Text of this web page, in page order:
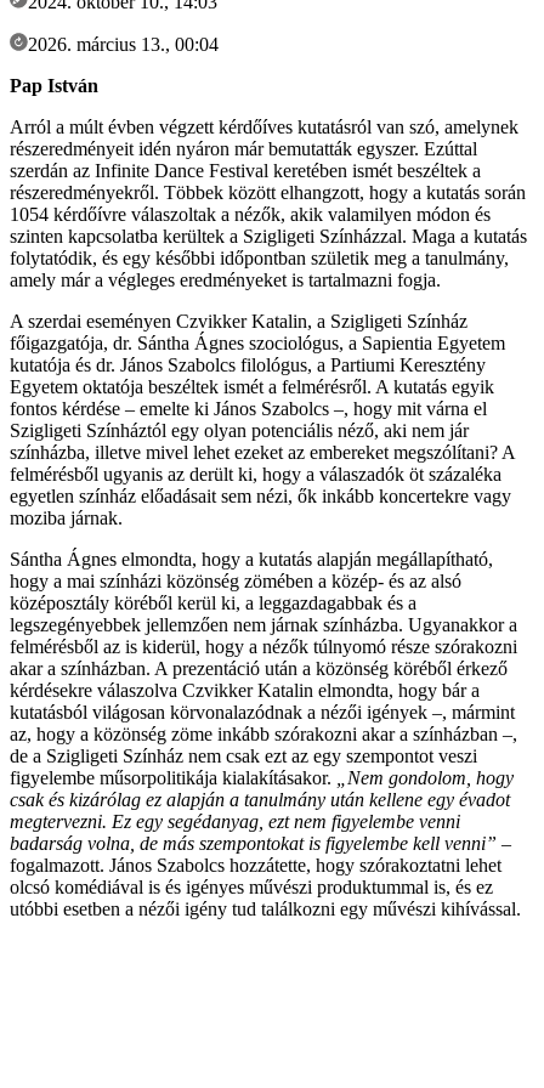
2026. március 13., 00:04
Pap István
Arról a múlt évben végzett kérdőíves kutatásról van szó, amelynek
részeredményeit idén nyáron már bemutatták egyszer. Ezúttal
szerdán az Infinite Dance Festival keretében ismét beszéltek a
részeredményekről. Többek között elhangzott, hogy a kutatás során
1054 kérdőívre válaszoltak a nézők, akik valamilyen módon és
szinten kapcsolatba kerültek a Szigligeti Színházzal. Maga a kutatás
folytatódik, és egy későbbi időpontban születik meg a tanulmány,
amely már a végleges eredményeket is tartalmazni fogja.
A szerdai eseményen Czvikker Katalin, a Szigligeti Színház
főigazgatója, dr. Sántha Ágnes szociológus, a Sapientia Egyetem
kutatója és dr. János Szabolcs filológus, a Partiumi Keresztény
Egyetem oktatója beszéltek ismét a felmérésről. A kutatás egyik
fontos kérdése – emelte ki János Szabolcs –, hogy mit várna el
Szigligeti Színháztól egy olyan potenciális néző, aki nem jár
színházba, illetve mivel lehet ezeket az embereket megszólítani? A
felmérésből ugyanis az derült ki, hogy a válaszadók öt százaléka
egyetlen színház előadásait sem nézi, ők inkább koncertekre vagy
moziba járnak.
Sántha Ágnes elmondta, hogy a kutatás alapján megállapítható,
hogy a mai színházi közönség zömében a közép- és az alsó
középosztály köréből kerül ki, a leggazdagabbak és a
legszegényebbek jellemzően nem járnak színházba. Ugyanakkor a
felmérésből az is kiderül, hogy a nézők túlnyomó része szórakozni
akar a színházban. A prezentáció után a közönség köréből érkező
kérdésekre válaszolva Czvikker Katalin elmondta, hogy bár a
kutatásból világosan körvonalazódnak a nézői igények –, mármint
az, hogy a közönség zöme inkább szórakozni akar a színházban –,
de a Szigligeti Színház nem csak ezt az egy szempontot veszi
figyelembe műsorpolitikája kialakításakor. „Nem gondolom, hogy
csak és kizárólag ez alapján a tanulmány után kellene egy évadot
megtervezni. Ez egy segédanyag, ezt nem figyelembe venni
badarság volna, de más szempontokat is figyelembe kell venni” –
fogalmazott. János Szabolcs hozzátette, hogy szórakoztatni lehet
olcsó komédiával is és igényes művészi produktummal is, és ez
utóbbi esetben a nézői igény tud találkozni egy művészi kihívással.